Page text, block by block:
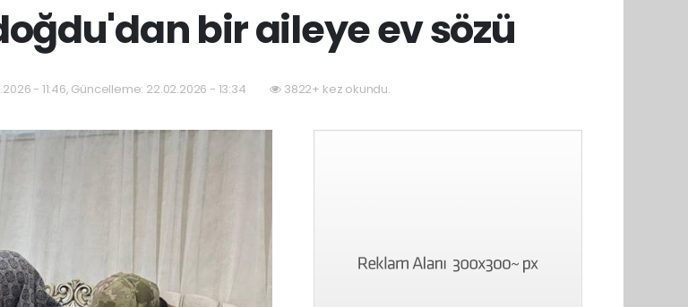
bir aileye ev sözü
- 11:46, Güncelleme: 22.02.2026 - 13:34 3822+ kez okundu.